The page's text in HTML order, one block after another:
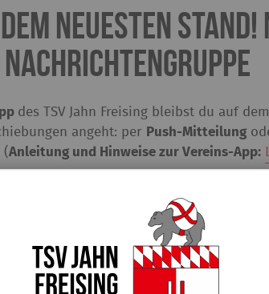
neuesten Stand!
des TSV Jahn Freising bleibst du auf
angeht: per
Push-Mitteilung
(Anleitung und Hinweise zur Vereins-App: